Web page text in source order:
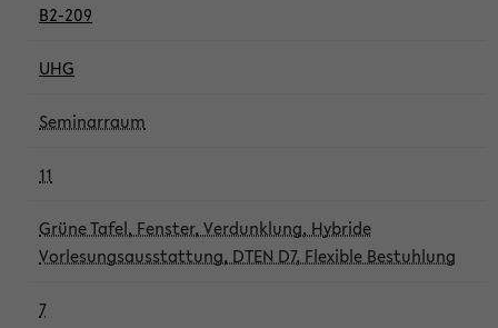
B2-209
UHG
Seminarraum
11
Grüne Tafel, Fenster, Verdunklung, Hybride
Vorlesungsausstattung, DTEN D7, Flexible Bestuhlung
7